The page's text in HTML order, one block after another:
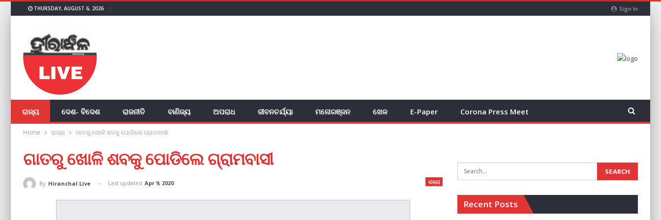
Sign In
THURSDAY, AUGUST 6, 2026
ରାଜ୍ୟ ଦେଶ- ବିଦେଶ ରାଜନୀତି ବାଣିଜ୍ୟ ଅପରାଧ ଜୀବନଚର୍ଯ୍ୟା ମନୋରଞ୍ଜନ ଖେଳ E-Paper Corona Press Meet
Home ରାଜ୍ୟ ଗାତରୁ ଖୋଳି ଶବକୁ ପୋଡିଲେ ଗ୍ରାମବାସୀ
ଗାତରୁ ଖୋଳି ଶବକୁ ପୋଡିଲେ ଗ୍ରାମବାସୀ
ରାଜ୍ୟ
By Hiranchal Live Last updated Apr 9, 2020
Recent Posts